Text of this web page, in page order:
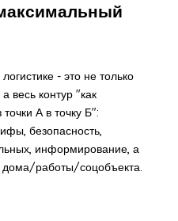
- это не только
весь контур "как
А в точку Б":
безопасность,
информирование, а
работы/соцобъекта.